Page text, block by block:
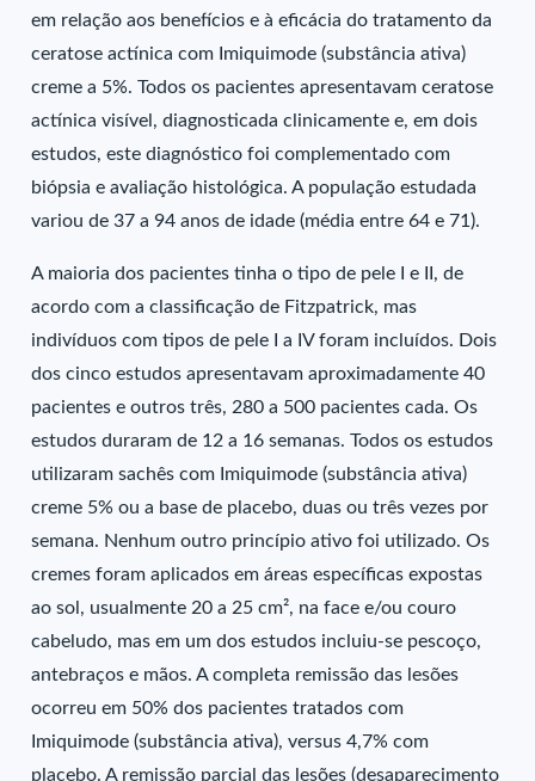
em relação aos benefícios e à eficácia do tratamento da
ceratose actínica com Imiquimode (substância ativa)
creme a 5%. Todos os pacientes apresentavam ceratose
actínica visível, diagnosticada clinicamente e, em dois
estudos, este diagnóstico foi complementado com
biópsia e avaliação histológica. A população estudada
variou de 37 a 94 anos de idade (média entre 64 e 71).
A maioria dos pacientes tinha o tipo de pele I e II, de
acordo com a classificação de Fitzpatrick, mas
indivíduos com tipos de pele I a IV foram incluídos. Dois
dos cinco estudos apresentavam aproximadamente 40
pacientes e outros três, 280 a 500 pacientes cada. Os
estudos duraram de 12 a 16 semanas. Todos os estudos
utilizaram sachês com Imiquimode (substância ativa)
creme 5% ou a base de placebo, duas ou três vezes por
semana. Nenhum outro princípio ativo foi utilizado. Os
cremes foram aplicados em áreas específicas expostas
ao sol, usualmente 20 a 25 cm², na face e/ou couro
cabeludo, mas em um dos estudos incluiu-se pescoço,
antebraços e mãos. A completa remissão das lesões
ocorreu em 50% dos pacientes tratados com
Imiquimode (substância ativa), versus 4,7% com
placebo. A remissão parcial das lesões (desaparecimento